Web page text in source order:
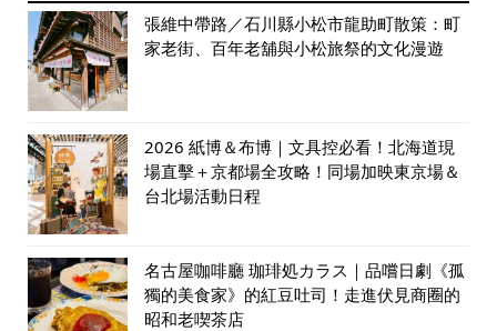
張維中帶路／石川縣小松市龍助町散策：町
家老街、百年老舖與小松旅祭的文化漫遊
2026 紙博＆布博｜文具控必看！北海道現
場直擊＋京都場全攻略！同場加映東京場＆
台北場活動日程
名古屋咖啡廳 珈琲処カラス｜品嚐日劇《孤
獨的美食家》的紅豆吐司！走進伏見商圈的
昭和老喫茶店